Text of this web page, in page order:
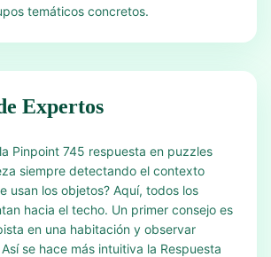
temáticos concretos.
Expertos
Pinpoint 745 respuesta en puzzles
siempre detectando el contexto
usan los objetos? Aquí, todos los
hacia el techo. Un primer consejo es
en una habitación y observar
se hace más intuitiva la Respuesta